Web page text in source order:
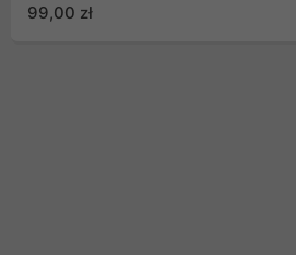
100x100, 17-32", do 2
99,00 zł